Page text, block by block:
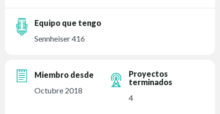
Equipo que tengo
Sennheiser 416
Miembro desde
Octubre 2018
Proyectos
terminados
4